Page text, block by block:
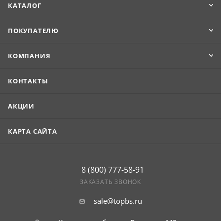
Продукцию удобно транспортировать и укладывать.
КАТАЛОГ
ПОКУПАТЕЛЮ
КОМПАНИЯ
КОНТАКТЫ
АКЦИИ
КАРТА САЙТА
8 (800) 777-58-91
ЗАКАЗАТЬ ЗВОНОК
sale@topbs.ru